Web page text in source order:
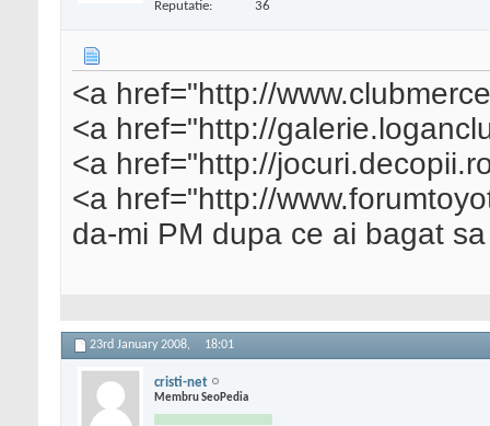
Reputatie: 36
<a href="http://
<a href="http://
<a href="http://
<a href="http://
da-mi PM dupa ce ai bagat
23rd January 2008, 18:01
cristi-net
Membru SeoPedia